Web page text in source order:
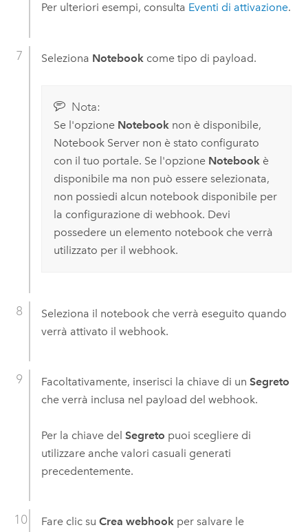
Per ulteriori esempi, consulta Eventi di attivazione.
Seleziona Notebookcome tipo di payload.
Nota:
Se l'opzione Notebooknon è disponibile,
Notebook Servernon è stato configurato
con il tuo portale. Se l'opzione Notebookè
disponibile ma non può essere selezionata,
non possiedi alcun notebook disponibile per
la configurazione di webhook. Devi
possedere un elemento notebook che verrà
utilizzato per il webhook.
Seleziona il notebook che verrà eseguito quando
verrà attivato il webhook.
Facoltativamente, inserisci la chiave di un Segreto
che verrà inclusa nel payload del webhook.
Per la chiave del Segreto puoi scegliere di
utilizzare anche valori casuali generati
precedentemente.
Fare clic su Crea webhookper salvare le